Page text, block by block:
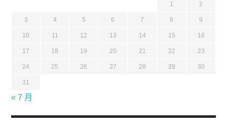
1 2
3 4 5 6 7 8 9
10 11 12 13 14 15 16
17 18 19 20 21 22 23
24 25 26 27 28 29 30
31
« 7 月